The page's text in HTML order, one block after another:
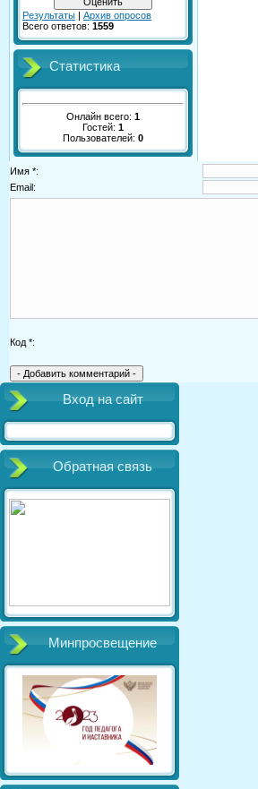
Результаты | Архив опросов
Всего ответов: 1559
Статистика
Онлайн всего: 1
Гостей: 1
Пользователей: 0
Имя *:
Email:
Код *:
Вход на сайт
Обратная связь
Минпросвещение